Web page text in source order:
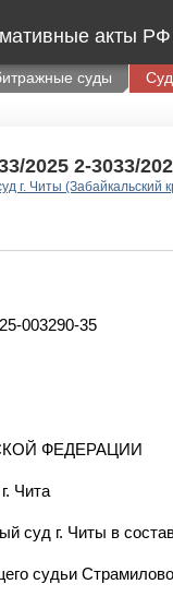
акты РФ
суды
2025 2-3033/
г. Читы (Забайкальский
003290-35
ФЕДЕРАЦИИ
Чита
суд г. Читы в
судьи